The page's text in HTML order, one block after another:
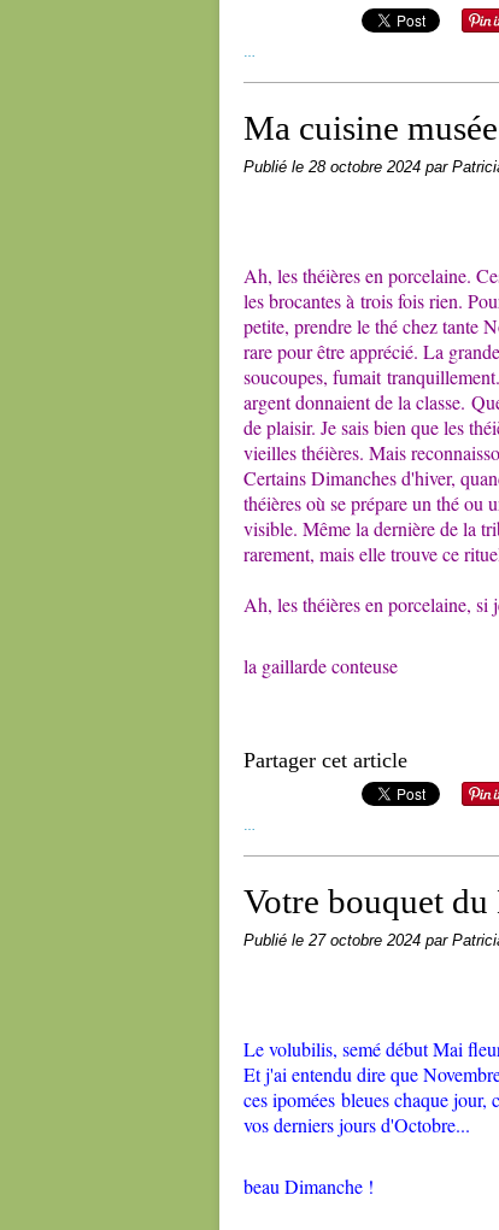
Ma cuisine
Publié le 28 octobre 2024 par
Ah, les théières en porcelaine.
les brocantes à trois fois rien.
petite, prendre le thé chez tante
rare pour être apprécié. La
soucoupes, fumait
argent donnaient de la classe.
de plaisir. Je sais bien que les
vieilles théières. Mais
Certains Dimanches d'hiver,
théières où se prépare un thé ou
visible. Même la dernière de la
rarement, mais elle trouve ce
Ah, les théières en porcelaine, si
la gaillarde conteuse
Partager cet article
Votre bouquet
Publié le 27 octobre 2024 par
Le volubilis, semé début Mai
Et j'ai entendu dire que
ces ipomées bleues chaque
vos derniers jours d'Octobre...
beau Dimanche !